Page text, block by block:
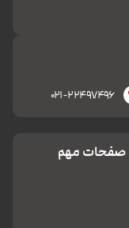
۰۲۱-۲۲۴۹۷۴۹۶
صفحات مهم